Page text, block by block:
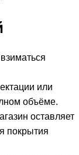
или
объёме.
оставляет
покрытия